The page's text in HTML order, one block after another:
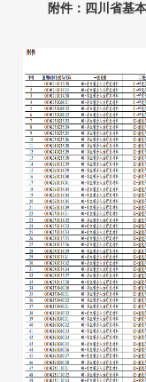
附件：四川省基